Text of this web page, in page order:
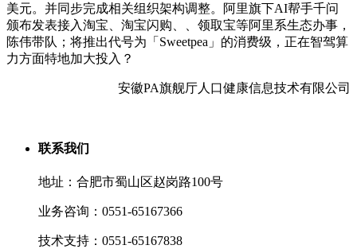
美元。并同步完成相关组织架构调整。阿里旗下AI帮手千问
颁布发表接入淘宝、淘宝闪购、、领取宝等阿里系生态办事，
陈伟带队；将推出代号为「Sweetpea」的消费级，正在智驾算
力方面特地加大投入？
安徽PA旗舰厅人口健康信息技术有限公司
联系我们
地址：合肥市蜀山区赵岗路100号
业务咨询：0551-65167366
技术支持：0551-65167838